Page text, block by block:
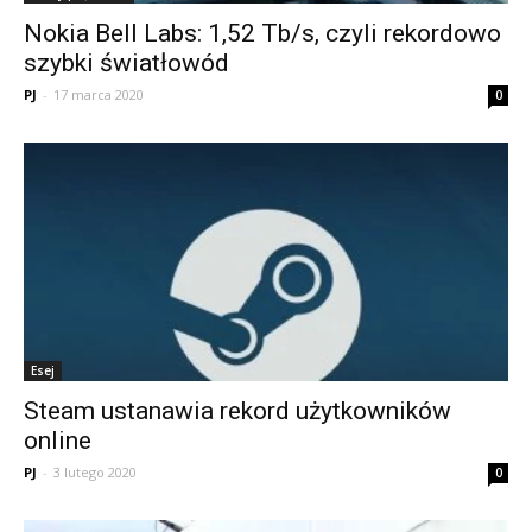
Nokia Bell Labs: 1,52 Tb/s, czyli rekordowo
szybki światłowód
PJ - 17 marca 2020 0
Esej
Steam ustanawia rekord użytkowników
online
PJ - 3 lutego 2020 0